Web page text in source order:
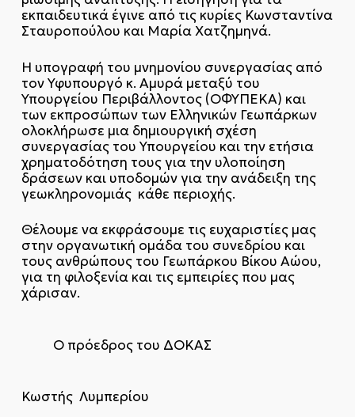
εκπαιδευτικά έγινε από τις κυρίες Κωνσταντίνα
Σταυροπούλου και Μαρία Χατζημηνά.
Η υπογραφή του μνημονίου συνεργασίας από
τον Υφυπουργό κ. Αμυρά μεταξύ του
Υπουργείου Περιβάλλοντος (ΟΦΥΠΕΚΑ) και
των εκπροσώπων των Ελληνικών Γεωπάρκων
ολοκλήρωσε μια δημιουργική σχέση
συνεργασίας του Υπουργείου και την ετήσια
χρηματοδότηση τους για την υλοποίηση
δράσεων και υποδομών για την ανάδειξη της
γεωκληρονομιάς κάθε περιοχής.
Θέλουμε να εκφράσουμε τις ευχαριστίες μας
στην οργανωτική ομάδα του συνεδρίου και
τους ανθρώπους του Γεωπάρκου Βίκου Αώου,
για τη φιλοξενία και τις εμπειρίες που μας
χάρισαν.
Ο πρόεδρος του ΔΟΚΑΣ
Κωστής Λυμπερίου